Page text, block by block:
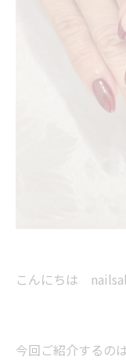
こんにちは
今回ご紹介するの